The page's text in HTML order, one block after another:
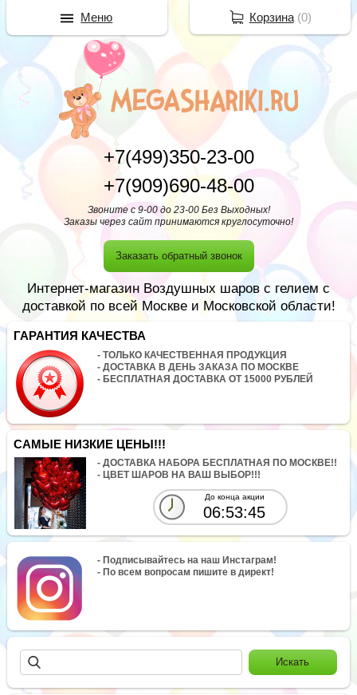
+7(499)350-23-00
+7(909)690-48-00
Звоните с 9-00 до 23-00 Без Выходных!
Заказы через сайт принимаются круглосуточно!
Заказать обратный звонок
Интернет-магазин Воздушных шаров с гелием с
доставкой по всей Москве и Московской области!
ГАРАНТИЯ КАЧЕСТВА
- ТОЛЬКО КАЧЕСТВЕННАЯ ПРОДУКЦИЯ
- ДОСТАВКА В ДЕНЬ ЗАКАЗА ПО МОСКВЕ
- БЕСПЛАТНАЯ ДОСТАВКА ОТ 15000 РУБЛЕЙ
САМЫЕ НИЗКИЕ ЦЕНЫ!!!
- ДОСТАВКА НАБОРА БЕСПЛАТНАЯ ПО МОСКВЕ!!
- ЦВЕТ ШАРОВ НА ВАШ ВЫБОР!!!
До конца акции
06:53:45
- Подписывайтесь на наш Инстаграм!
- По всем вопросам пишите в директ!
Корзина(0)
Меню